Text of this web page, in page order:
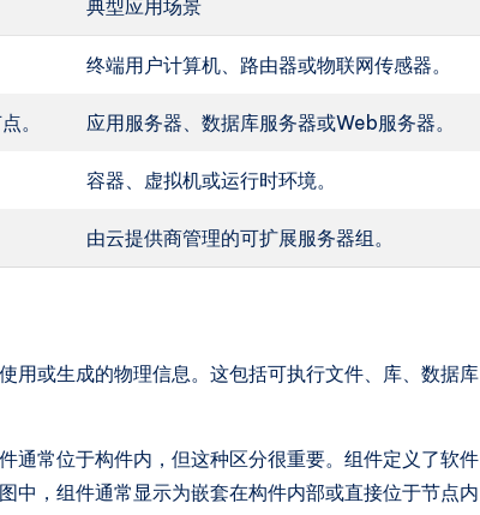
典型应用场景
终端用户计算机、路由器或物联网传感器。
。 应用服务器、数据库服务器或Web服务器。
容器、虚拟机或运行时环境。
由云提供商管理的可扩展服务器组。
用或生成的物理信息。这包括可执行文件、库、数据库
通常位于构件内，但这种区分很重要。组件定义了软件
中，组件通常显示为嵌套在构件内部或直接位于节点内